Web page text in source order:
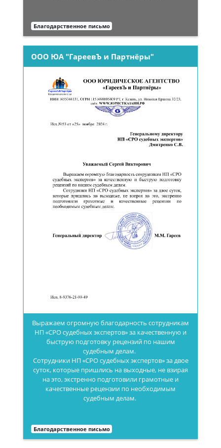
Благодарственное письмо
ООО ЮА "ГареевЪ и Партнёры"
Выражаем огромную благодарность сотрудникам
НП «СРО судебных экспертов» за качественную и
быструю подготовку рецензий по нашим
судебным делам.
Сотрудники НП «СРО судебных экспертов» за двое
суток, которые пришлись на выходные, не взирая
на это, экстренно подготовили грамотные и
качественные рецензии по необходимым
судебным делам.
Благодарственное письмо